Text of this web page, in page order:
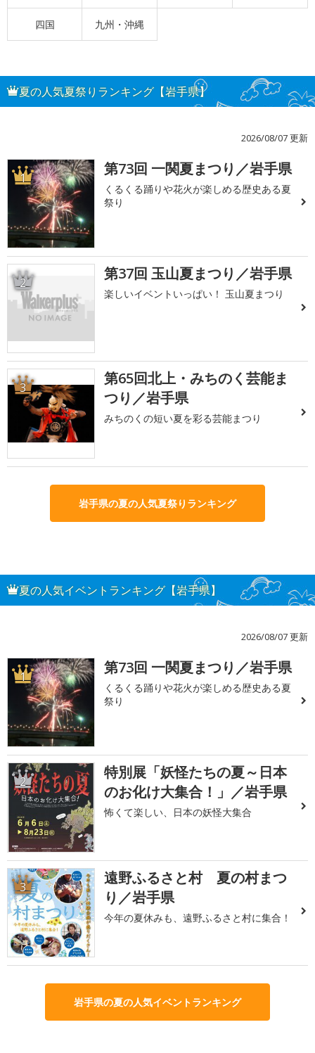
四国 九州・沖縄
夏の人気夏祭りランキング【岩手県】
2026/08/07 更新
1 第73回 一関夏まつり／岩手県
くるくる踊りや花火が楽しめる歴史ある夏
祭り
2 第37回 玉山夏まつり／岩手県
楽しいイベントいっぱい！ 玉山夏まつり
3
第65回北上・みちのく芸能ま
つり／岩手県
みちのくの短い夏を彩る芸能まつり
岩手県の夏の人気夏祭りランキング
夏の人気イベントランキング【岩手県】
2026/08/07 更新
1 第73回 一関夏まつり／岩手県
くるくる踊りや花火が楽しめる歴史ある夏
祭り
2
特別展「妖怪たちの夏～日本
のお化け大集合！」／岩手県
怖くて楽しい、日本の妖怪大集合
3
遠野ふるさと村 夏の村まつ
り／岩手県
今年の夏休みも、遠野ふるさと村に集合！
岩手県の夏の人気イベントランキング